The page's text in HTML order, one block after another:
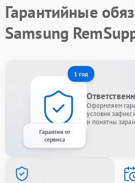
Гарантийные
Samsung
1 год
Гарантия от
сервиса
Оформляем
условия
и понятны